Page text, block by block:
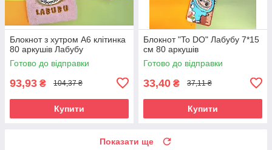
Блокнот з хутром А6 клітинка
80 аркушів Лабубу
Готово до відправки
93,93 ₴ 104,37 ₴
Купити
Блокнот "To DO" Лабубу 7*15
см 80 аркушів
Готово до відправки
33,40 ₴ 37,11 ₴
Купити
Показати ще